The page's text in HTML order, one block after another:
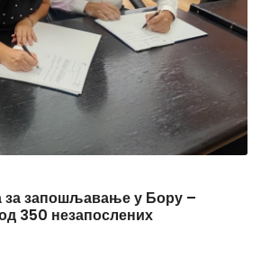
за запошљавање у Бору –
350 незапослених